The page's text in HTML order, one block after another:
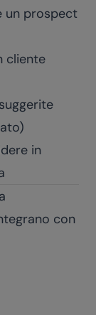
un prospect
cliente
in
con